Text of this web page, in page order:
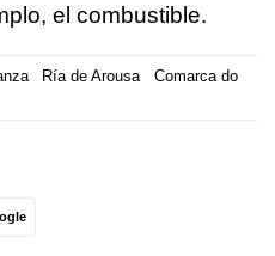
el combustible.
Ría de Arousa
Comarca do